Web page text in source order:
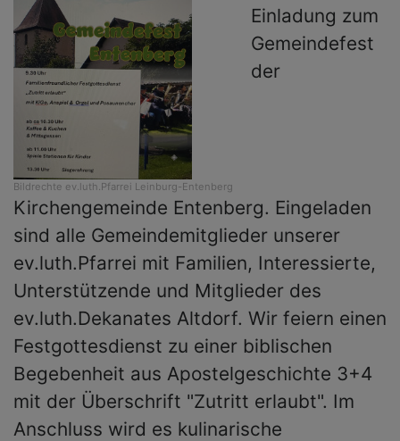
Bildrechte ev.luth.Pfarrei Leinburg-Entenberg
Einladung zum
Gemeindefest
der
Kirchengemeinde Entenberg. Eingeladen
sind alle Gemeindemitglieder unserer
ev.luth.Pfarrei mit Familien, Interessierte,
Unterstützende und Mitglieder des
ev.luth.Dekanates Altdorf. Wir feiern einen
Festgottesdienst zu einer biblischen
Begebenheit aus Apostelgeschichte 3+4
mit der Überschrift "Zutritt erlaubt". Im
Anschluss wird es kulinarische